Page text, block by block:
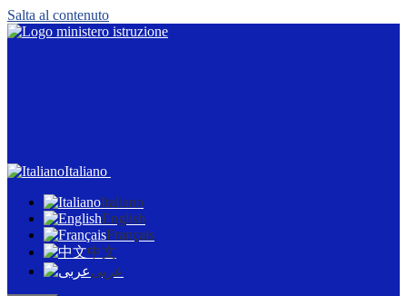
Salta al contenuto
Italiano
Italiano
English
Français
中文
عربى